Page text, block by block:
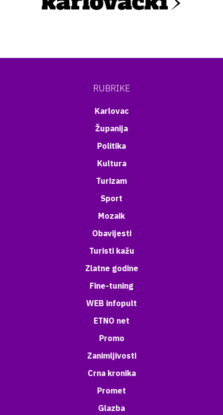
RUBRIKE
Karlovac
Županija
Politika
Kultura
Turizam
Sport
Mozaik
Obavijesti
Turisti kažu
Zlatne godine
Fine-tuning
WEB infopult
ETNO net
Promo
Zanimljivosti
Crna kronika
Promet
Glazba